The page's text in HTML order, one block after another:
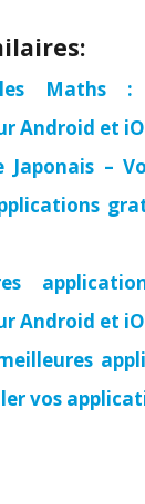
les Maths :
Android et
Japonais –
Android et
vos